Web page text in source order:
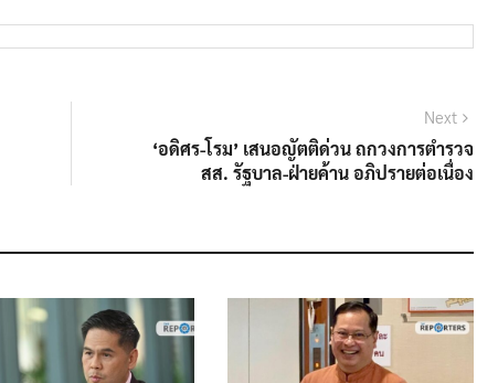
Next
post:
‘อดิศร-โรม’ เสนอญัตติด่วน ถกวงการตำรวจ
สส. รัฐบาล-ฝ่ายค้าน อภิปรายต่อเนื่อง